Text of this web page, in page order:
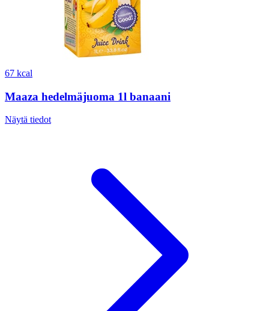
67 kcal
Maaza hedelmäjuoma 1l banaani
Näytä tiedot